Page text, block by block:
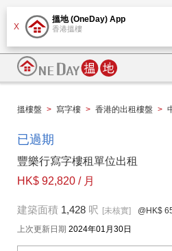
X
搵地 (OneDay) App
香港搵樓
搵樓盤 > 寫字樓 > 香港的出租樓盤 >
已過期
豐樂行寫字樓租單位出租
HK$ 92,820 / 月
建築面積 1,428 呎 [未核實] @HK$
上次更新日期 2024年01月30日